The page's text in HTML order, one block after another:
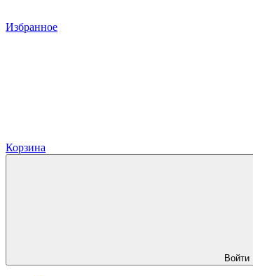
Избранное
Корзина
Войти